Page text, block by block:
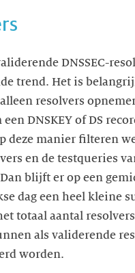
DNSSEC-
trend. Het is
resolvers
een DNSKEY of DS
deze manier filteren
en de testqueries
blijft er op een
dag een heel kleine
totaal aantal
als validerende
worden.